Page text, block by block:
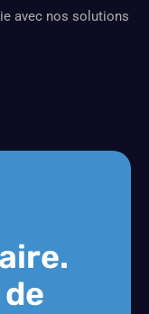
avec nos solutions